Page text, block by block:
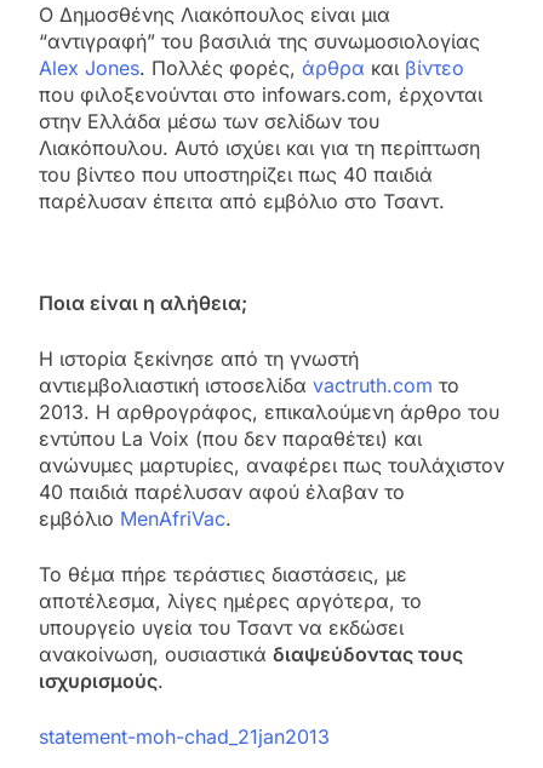
Ο Δημοσθένης Λιακόπουλος είναι μια
“αντιγραφή” του βασιλιά της συνωμοσιολογίας
Alex Jones. Πολλές φορές, άρθρα και βίντεο
που φιλοξενούνται στο infowars.com, έρχονται
στην Ελλάδα μέσω των σελίδων του
Λιακόπουλου. Αυτό ισχύει και για τη περίπτωση
του βίντεο που υποστηρίζει πως 40 παιδιά
παρέλυσαν έπειτα από εμβόλιο στο Τσαντ.
Ποια είναι η αλήθεια;
Η ιστορία ξεκίνησε από τη γνωστή
αντιεμβολιαστική ιστοσελίδα vactruth.com το
2013. Η αρθρογράφος, επικαλούμενη άρθρο του
εντύπου La Voix (που δεν παραθέτει) και
ανώνυμες μαρτυρίες, αναφέρει πως τουλάχιστον
40 παιδιά παρέλυσαν αφού έλαβαν το
εμβόλιο MenAfriVac.
Το θέμα πήρε τεράστιες διαστάσεις, με
αποτέλεσμα, λίγες ημέρες αργότερα, το
υπουργείο υγεία του Τσαντ να εκδώσει
ανακοίνωση, ουσιαστικά διαψεύδοντας τους
ισχυρισμούς.
statement-moh-chad_21jan2013